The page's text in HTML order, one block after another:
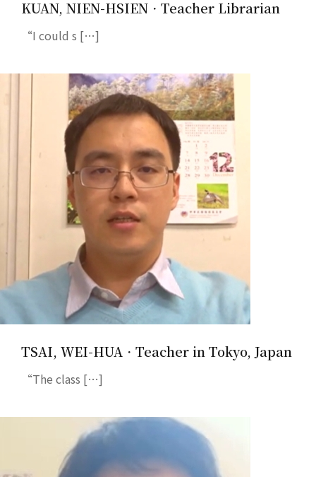
KUAN, NIEN-HSIEN．Teacher Librarian
“I could s […]
TSAI, WEI-HUA．Teacher in Tokyo, Japan
“The class […]